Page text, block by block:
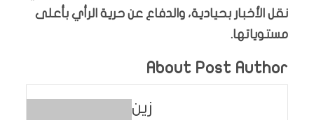
نقل الأخبار بحيادية، والدفاع عن حرية الرأي بأعلى
مستوياتها.
About Post Author
زين